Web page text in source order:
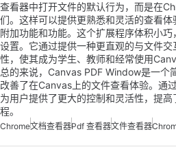
查看器中打开文件的默认行为，而是在
们。这样可以提供更熟悉和灵活的查看
附加功能和功能。这个扩展程序体积小
设置。它通过提供一种更直观的与文件
性，使其成为学生、教师和经常使用
总的来说，Canvas PDF Window是一个
改善了在Canvas上的文件查看体验。通
为用户提供了更大的控制和灵活性，提
程。
Chrome文档查看器Pdf 查看器文件查看器